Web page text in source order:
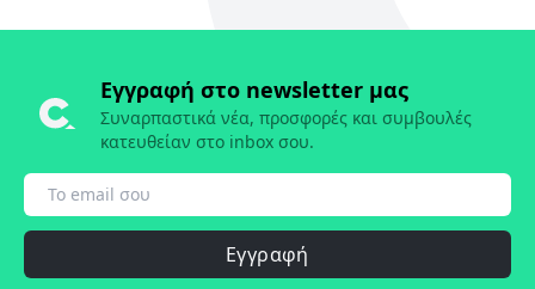
Εγγραφή στο newsletter μας
Συναρπαστικά νέα, προσφορές και συμβουλές
κατευθείαν στο inbox σου.
Εγγραφή